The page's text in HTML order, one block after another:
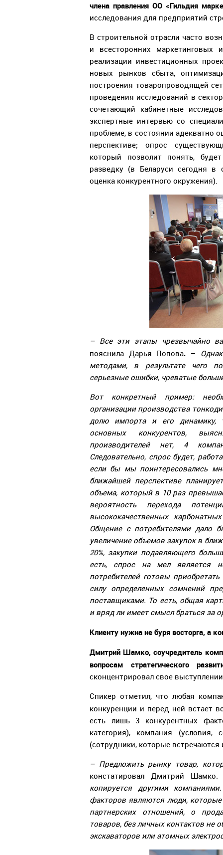
члена правления ОО «Гильдия
исследования для предприятий
В строительной отрасли часто
и всесторонних маркетинговых
реализации инвестиционных
новых рынков сбыта,
построения товаропроводящей
проведения исследований в
сочетающий кабинетные
экспертные интервью со
проблеме, в состоянии адекватно
перспективе; опрос
который позволит понять,
разведку (в Беларуси сегодня
оценка конкурентного окружения).
– Все эти этапы чрезвычайно
пояснила Дарья Попова. –
методами, в результате чего
серьезные ошибки, чреватые
Вот конкретный пример:
организации производства
долю импорта и его динамику,
основных конкурентов,
производителей нет, 4
Следовательно, спрос будет,
если бы мы поинтересовались
ближайшей перспективе
объема, который в 10 раз
вероятность перехода
высококачественных
Общение с потребителями дало
увеличение объемов закупок в
20%, закупки подавляющего
есть, спрос на мел является
потребителей готовы
силу определенных сомнений
поставщиками. То есть, общая
и вряд ли имеет смысл браться за
Клиенту нужна не буря восторга, а
Дмитрий Шамко, соучредитель
вопросам стратегического
сконцентрировал свое
Спикер отметил, что любая
конкуренции и перед ней встает
есть лишь 3 конкурентных
категория), компания
(сотрудники, которые
– Предложить рынку товар,
констатировал Дмитрий Шамко.
копируется другими
факторов являются люди,
партнерских отношений, о
товаров, без личных контактов не
экскаваторов или атомных